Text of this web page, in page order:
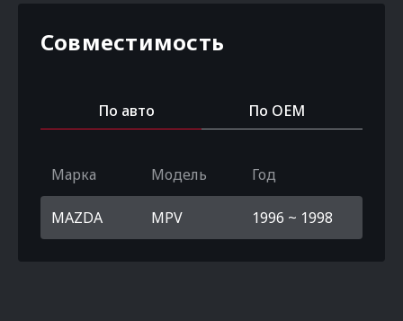
Совместимость
По авто По OEM
Марка Модель Год
MAZDA MPV 1996 ~ 1998